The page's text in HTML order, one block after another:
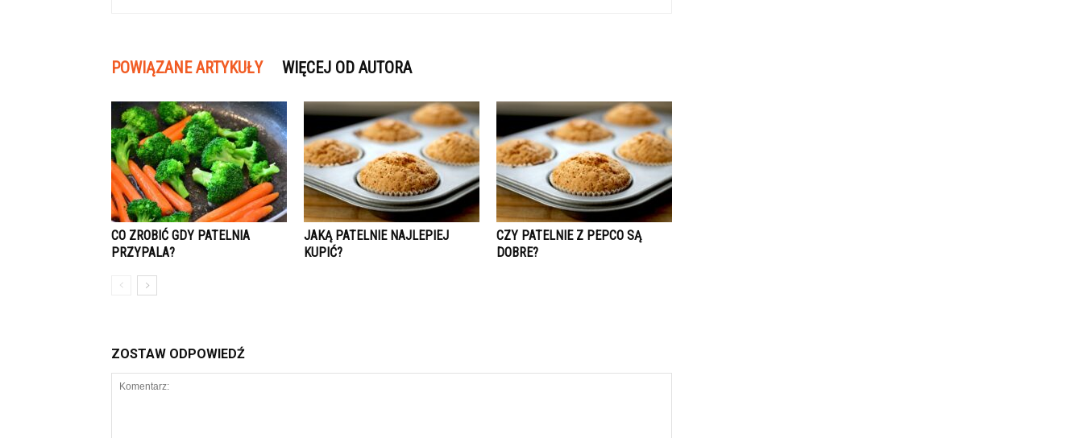
POWIĄZANE ARTYKUŁY WIĘCEJ OD AUTORA
CO ZROBIĆ GDY PATELNIA
PRZYPALA?
JAKĄ PATELNIE NAJLEPIEJ
KUPIĆ?
CZY PATELNIE Z PEPCO SĄ
DOBRE?
ZOSTAW ODPOWIEDŹ